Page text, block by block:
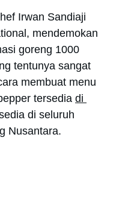
Irwan Sandiaji
mendemokan
goreng 1000
tentunya sangat
membuat menu
tersedia di
di seluruh
Nusantara.